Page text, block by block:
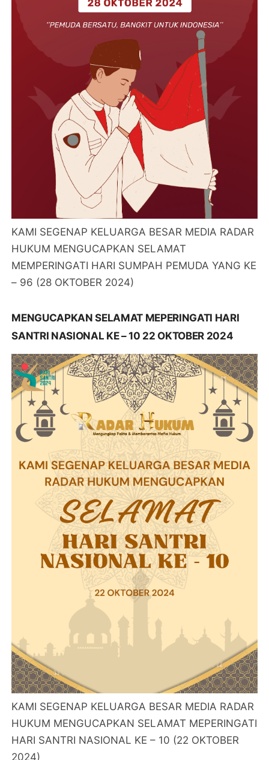
KAMI SEGENAP KELUARGA BESAR MEDIA RADAR
HUKUM MENGUCAPKAN SELAMAT
MEMPERINGATI HARI SUMPAH PEMUDA YANG KE
– 96 (28 OKTOBER 2024)
MENGUCAPKAN SELAMAT MEPERINGATI HARI
SANTRI NASIONAL KE – 10 22 OKTOBER 2024
KAMI SEGENAP KELUARGA BESAR MEDIA RADAR
HUKUM MENGUCAPKAN SELAMAT MEPERINGATI
HARI SANTRI NASIONAL KE – 10 (22 OKTOBER
2024)